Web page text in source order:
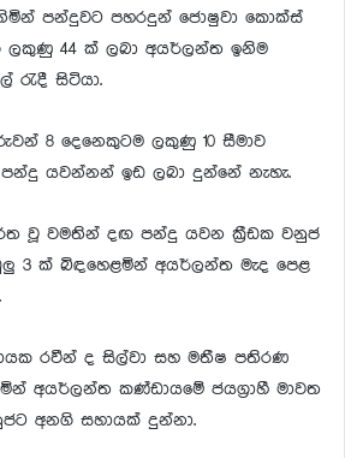
පන්දුවට පහරදුන් ජොෂුවා කොක්ස්
ලකුණු 44 ක් ලබා අයර්ලන්ත ඉනිම
රැදී සිටියා.
8 දෙනෙකුටම ලකුණු 10 සීමාව
පන්දු යවන්නන් ඉඩ ලබා දුන්නේ නැහැ.
වූ වමතින් දඟ පන්දු යවන ක්‍රීඩක වනුජ
3 ක් බිඳහෙළමින් අයර්ලන්ත මැද පෙළ
රවීන් ද සිල්වා සහ මතීෂ පතිරණ
අයර්ලන්ත කණ්ඩායමේ ජයග්‍රාහී මාවත
අනගි සහායක් දුන්නා.